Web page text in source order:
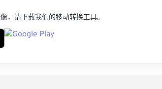
，请下载我们的移动转换工具。